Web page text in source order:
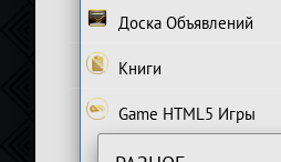
Доска Объявлений
Книги
Game HTML5 Игры